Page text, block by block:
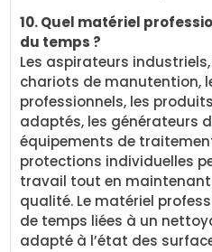
10. Quel matériel
du temps ?
Les aspirateurs industriels,
chariots de manutention,
professionnels, les
adaptés, les générateurs
équipements de
protections individuelles
travail tout en
qualité. Le matériel
de temps liées à un
adapté à l’état des